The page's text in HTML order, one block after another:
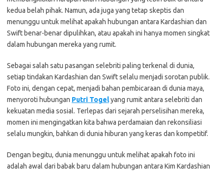
kedua belah pihak. Namun, ada juga yang tetap skeptis dan
menunggu untuk melihat apakah hubungan antara Kardashian dan
Swift benar-benar dipulihkan, atau apakah ini hanya momen singkat
dalam hubungan mereka yang rumit.
Sebagai salah satu pasangan selebriti paling terkenal di dunia,
setiap tindakan Kardashian dan Swift selalu menjadi sorotan publik.
Foto ini, dengan cepat, menjadi bahan pembicaraan di dunia maya,
menyoroti hubungan Putri Togelyang rumit antara selebriti dan
kekuatan media sosial. Terlepas dari sejarah perselisihan mereka,
momen ini mengingatkan kita bahwa perdamaian dan rekonsiliasi
selalu mungkin, bahkan di dunia hiburan yang keras dan kompetitif.
Dengan begitu, dunia menunggu untuk melihat apakah foto ini
adalah awal dari babak baru dalam hubungan antara Kim Kardashian